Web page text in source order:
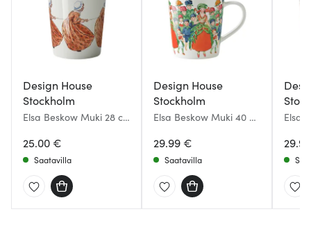
Design House
Stockholm
Elsa Beskow Muki 28 cl
25.00 €
Saatavilla
Design House
Stockholm
Elsa Beskow Muki 40 cl
29.99 €
Saatavilla
Elsa